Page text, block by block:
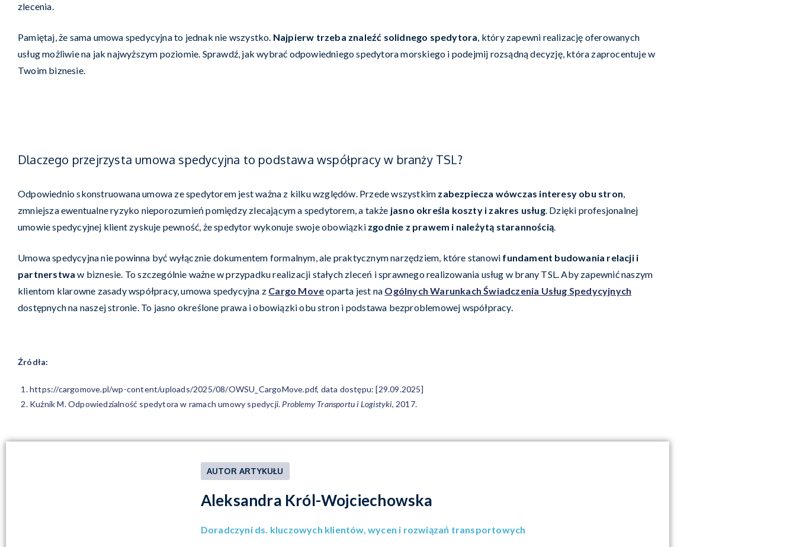
zlecenia.
Pamiętaj, że sama umowa spedycyjna to jednak nie wszystko. Najpierw trzeba znaleźć solidnego spedytora, który zapewni realizację oferowanych
usług możliwie na jak najwyższym poziomie. Sprawdź, jak wybrać odpowiedniego spedytora morskiego i podejmij rozsądną decyzję, która zaprocentuje w
Twoim biznesie.
Dlaczego przejrzysta umowa spedycyjna to podstawa współpracy w branży TSL?
Odpowiednio skonstruowana umowa ze spedytorem jest ważna z kilku względów. Przede wszystkim zabezpiecza wówczas interesy obu stron,
zmniejsza ewentualne ryzyko nieporozumień pomiędzy zlecającym a spedytorem, a także jasno określa koszty i zakres usług. Dzięki profesjonalnej
umowie spedycyjnej klient zyskuje pewność, że spedytor wykonuje swoje obowiązki zgodnie z prawem i należytą starannością.
Umowa spedycyjna nie powinna być wyłącznie dokumentem formalnym, ale praktycznym narzędziem, które stanowi fundament budowania relacji i
partnerstwaw biznesie. To szczególnie ważne w przypadku realizacji stałych zleceń i sprawnego realizowania usług w brany TSL. Aby zapewnić naszym
klientom klarowne zasady współpracy, umowa spedycyjna z Cargo Moveoparta jest na Ogólnych Warunkach Świadczenia Usług Spedycyjnych
dostępnych na naszej stronie. To jasno określone prawa i obowiązki obu stron i podstawa bezproblemowej współpracy.
Źródła:
https://cargomove.pl/wp-content/uploads/2025/08/OWSU_CargoMove.pdf, data dostępu: [29.09.2025]
Kuźnik M. Odpowiedzialność spedytora w ramach umowy spedycji. Problemy Transportu i Logistyki, 2017.
AUTOR ARTYKUŁU
Aleksandra Król-Wojciechowska
Doradczyni ds. kluczowych klientów, wycen i rozwiązań transportowych